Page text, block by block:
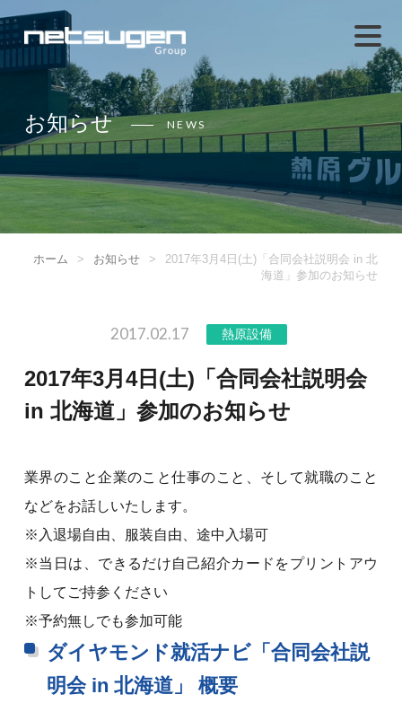
お知らせ NEWS
ホーム > お知らせ >
2017年3月4日(土)「合同会社説明会 in 北
海道」参加のお知らせ
2017.02.17 熱原設備
2017年3月4日(土)「合同会社説明会
in 北海道」参加のお知らせ
業界のこと企業のこと仕事のこと、そして就職のこと
などをお話しいたします。
※入退場自由、服装自由、途中入場可
※当日は、できるだけ自己紹介カードをプリントアウ
トしてご持参ください
※予約無しでも参加可能
ダイヤモンド就活ナビ「合同会社説
明会 in 北海道」 概要